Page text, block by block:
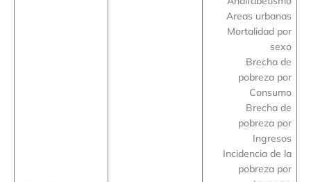
Areas urbanas
Mortalidad por
sexo
Brecha de
pobreza por
Consumo
Brecha de
pobreza por
Ingresos
Incidencia de la
pobreza por